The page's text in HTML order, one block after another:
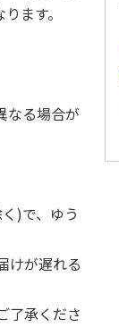
ます。
なる場合が
)で、ゆう
けが遅れる
了承くださ